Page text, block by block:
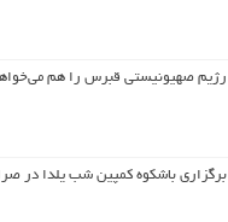
رژیم صهیونیستی قبرس را هم
برگزاری باشکوه کمپین شب یلدا در